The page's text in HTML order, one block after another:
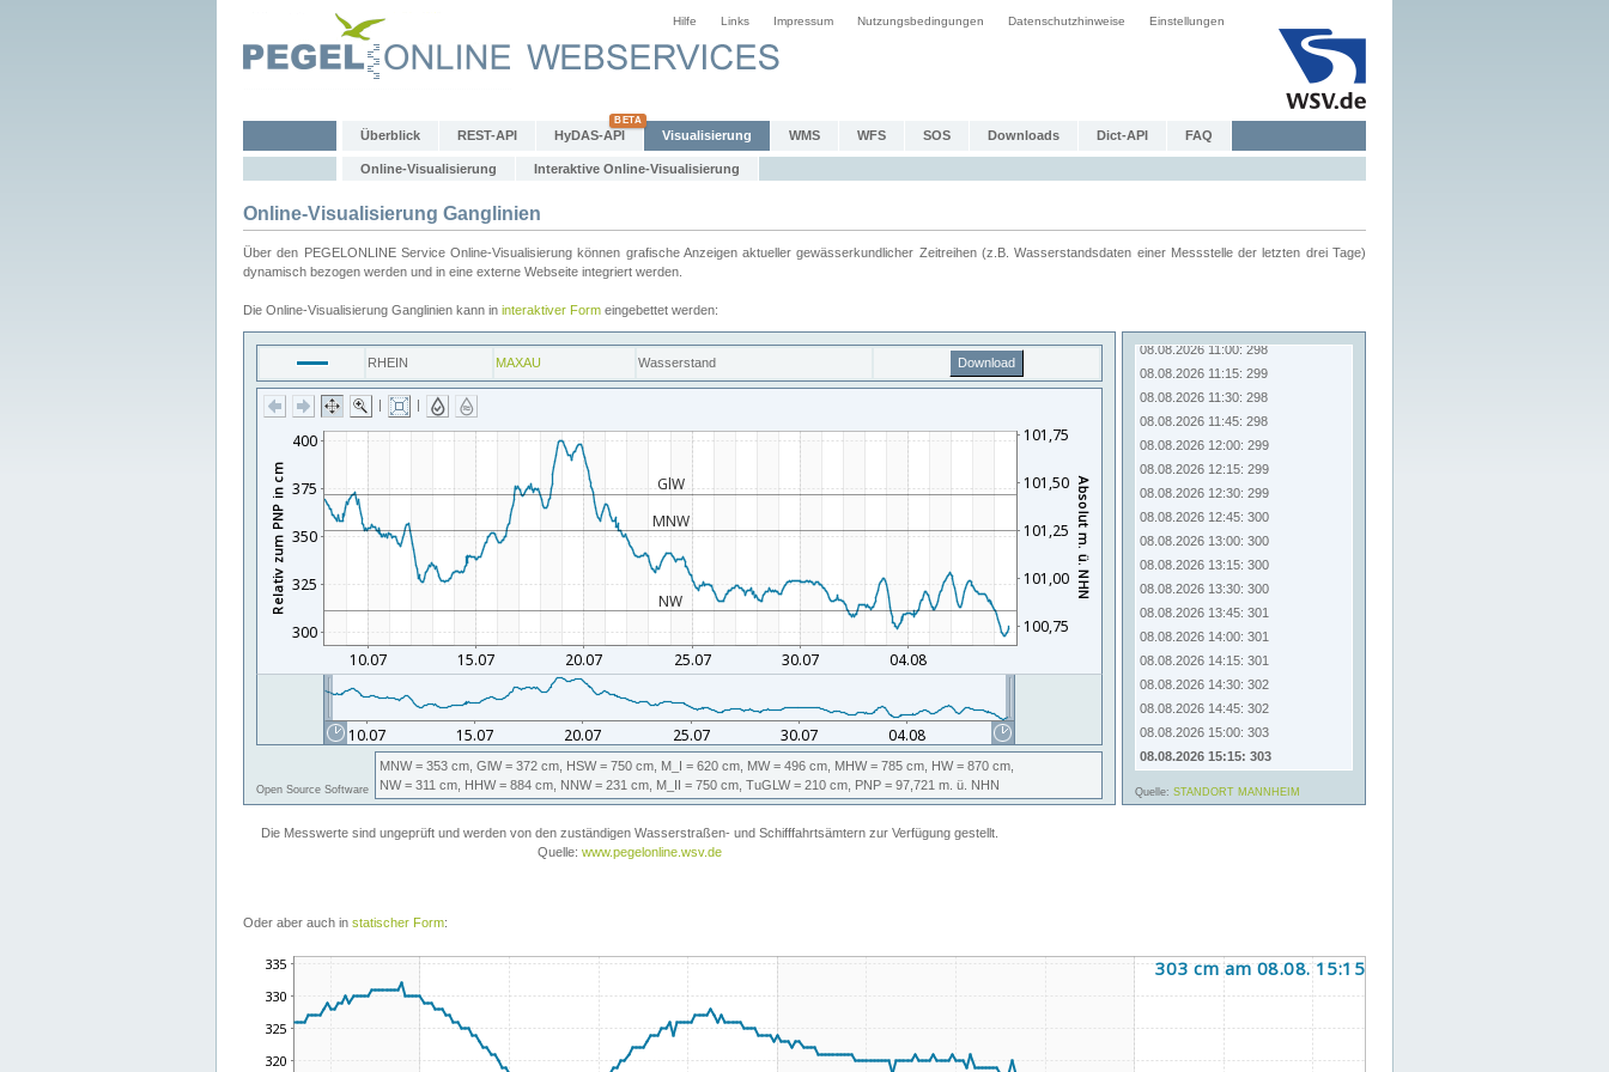
Hilfe Links Impressum Nutzungsbedingungen Datenschutzhinweise Einstellungen
Überblick REST-API HyDAS-API Visualisierung WMS WFS SOS Downloads Dict-API FAQ
Online-Visualisierung Interaktive Online-Visualisierung
Online-Visualisierung Ganglinien
Über den PEGELONLINE Service Online-Visualisierung können grafische Anzeigen aktueller gewässerkundlicher Zeitreihen (z.B. Wasserstandsdaten einer Messstelle der letzten drei Tage)
dynamisch bezogen werden und in eine externe Webseite integriert werden.
Die Online-Visualisierung Ganglinien kann in interaktiver Form eingebettet werden:
Oder aber auch in statischer Form: